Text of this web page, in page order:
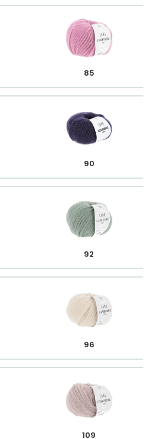
85
90
92
96
109